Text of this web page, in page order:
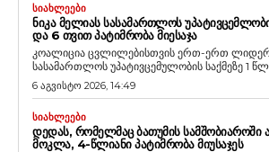
ᲡᲘᲐᲮᲚᲔᲔᲑᲘ
ᲜᲘᲙᲐ ᲛᲔᲚᲘᲐᲡ ᲡᲐᲡᲐᲛᲐᲠᲗᲚᲝᲡ
ᲓᲐ 6 ᲗᲕᲘᲗ ᲞᲐᲢᲘᲛᲠᲝᲑᲐ ᲛᲘᲔᲡᲐᲯᲐ
კოალიცია ცვლილებისთვის ერთ-ერთ
სასამართლოს უპატივცემულობის საქმეზე 1
6 აგვისტო 2026, 14:49
ᲡᲘᲐᲮᲚᲔᲔᲑᲘ
ᲓᲔᲓᲐᲡ, ᲠᲝᲛᲔᲚᲛᲐᲪ ᲑᲐᲗᲣᲛᲘᲡ
ᲛᲝᲙᲚᲐ, 4-ᲬᲚᲘᲐᲜᲘ ᲞᲐᲢᲘᲛᲠᲝᲑᲐ ᲛᲘᲣᲡᲐᲯᲔᲡ